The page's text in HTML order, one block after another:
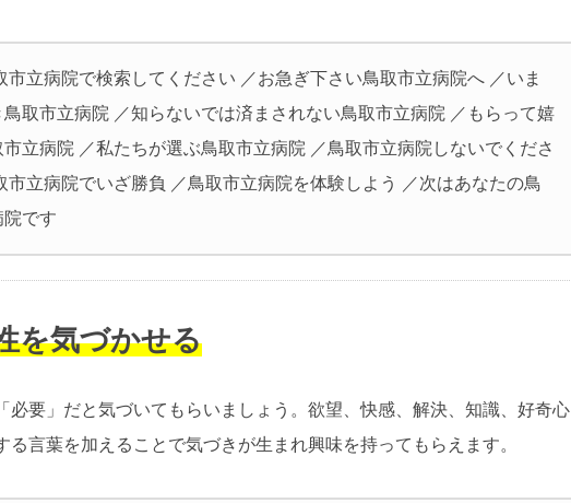
市立病院で検索してください ／お急ぎ下さい鳥取市立病院へ ／いま
鳥取市立病院 ／知らないでは済まされない鳥取市立病院 ／もらって嬉
市立病院 ／私たちが選ぶ鳥取市立病院 ／鳥取市立病院しないでくださ
市立病院でいざ勝負 ／鳥取市立病院を体験しよう ／次はあなたの鳥
です
を気づかせる
必要」だと気づいてもらいましょう。欲望、快感、解決、知識、好奇心
る言葉を加えることで気づきが生まれ興味を持ってもらえます。